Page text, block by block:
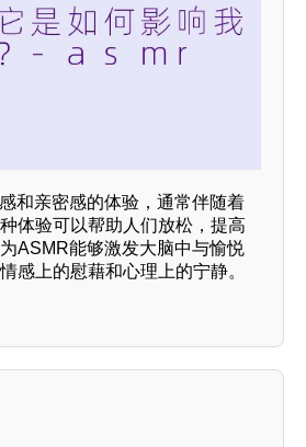
和亲密感的体验，通常伴随着
体验可以帮助人们放松，提高
ASMR能够激发大脑中与愉悦
感上的慰藉和心理上的宁静。